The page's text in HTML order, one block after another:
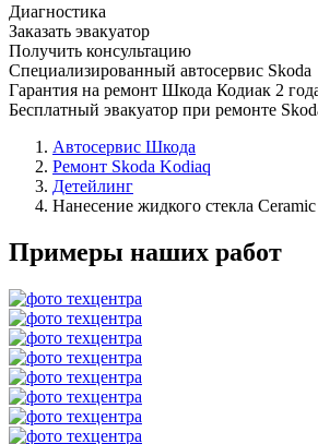
Диагностика
Заказать эвакуатор
Получить консультацию
Специализированный автосервис Skoda
Гарантия на ремонт Шкода Кодиак 2
Бесплатный эвакуатор при ремонте
Автосервис Шкода
Ремонт Skoda Kodiaq
Детейлинг
Нанесение жидкого стекла
Примеры наших работ